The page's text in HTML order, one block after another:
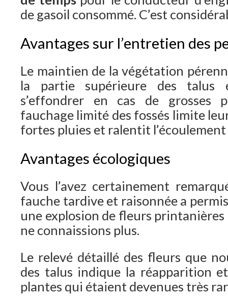
de gasoil consommé. C’est
Avantages sur l’entretien des
Le maintien de la végétation
la partie supérieure des talus
s’effondrer en cas de grosses
fauchage limité des fossés limite
fortes pluies et ralentit l’écoulement
Avantages écologiques
Vous l’avez certainement
fauche tardive et raisonnée a
une explosion de fleurs
ne connaissions plus.
Le relevé détaillé des fleurs que
des talus indique la réapparition
plantes qui étaient devenues très